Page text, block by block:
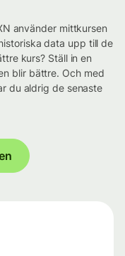
använder mittkursen
data upp till de
kurs? Ställ in en
blir bättre. Och med
du aldrig de senaste